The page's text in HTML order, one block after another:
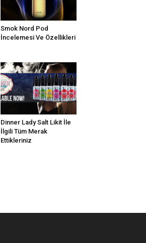
Smok Nord Pod
İncelemesi Ve Özellikleri
Dinner Lady Salt Likit İle
İlgili Tüm Merak
Ettikleriniz